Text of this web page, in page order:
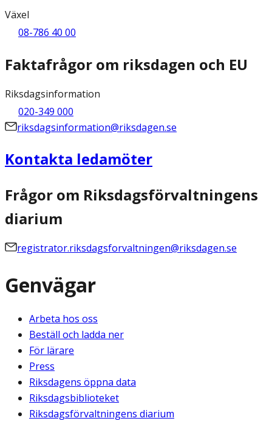
Växel
08-786 40 00
Faktafrågor om riksdagen och EU
Riksdagsinformation
020-349 000
riksdagsinformation@riksdagen.se
Kontakta ledamöter
Frågor om Riksdagsförvaltningens
diarium
registrator.riksdagsforvaltningen@riksdagen.se
Genvägar
Arbeta hos oss
Beställ och ladda ner
För lärare
Press
Riksdagens öppna data
Riksdagsbiblioteket
Riksdagsförvaltningens diarium